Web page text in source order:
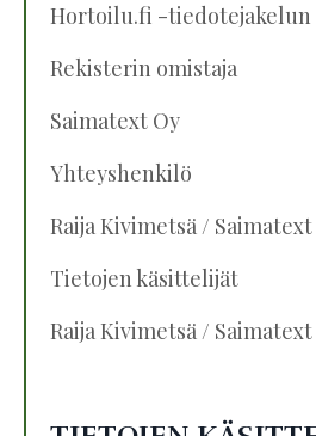
Hortoilu.fi -
Rekisterin omistaja
Saimatext Oy
Yhteyshenkilö
Raija Kivimetsä /
Tietojen käsittelijät
Raija Kivimetsä /